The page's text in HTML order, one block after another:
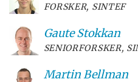
FORSKER, SINTEF
Gaute Stokkan
SENIORFORSKER,
Martin Bellman